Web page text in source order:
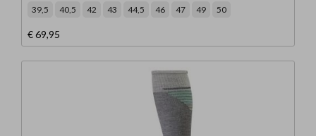
39,5 40,5 42 43 44,5 46 47 49 50
€ 69,95